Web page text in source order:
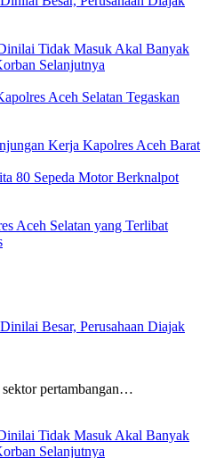
Tidak Masuk Akal Banyak
Selanjutnya
Aceh Selatan Tegaskan
Kerja Kapolres Aceh Barat
80 Sepeda Motor Berknalpot
Aceh Selatan yang Terlibat
Besar, Perusahaan Diajak
pertambangan…
Tidak Masuk Akal Banyak
Selanjutnya